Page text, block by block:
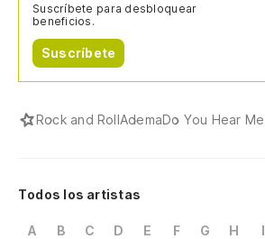
Suscríbete para desbloquear
beneficios.
Suscríbete
Rock and RollAdemaDo You Hear Me
Todos los artistas
A B C D E F G H I